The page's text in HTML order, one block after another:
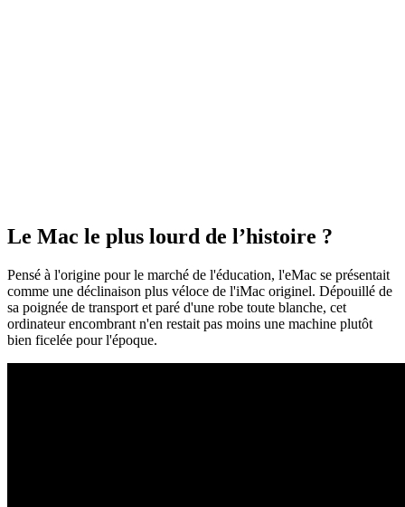
Le Mac le plus lourd de l’histoire ?
Pensé à l'origine pour le marché de l'éducation, l'eMac se présentait
comme une déclinaison plus véloce de l'iMac originel. Dépouillé de
sa poignée de transport et paré d'une robe toute blanche, cet
ordinateur encombrant n'en restait pas moins une machine plutôt
bien ficelée pour l'époque.